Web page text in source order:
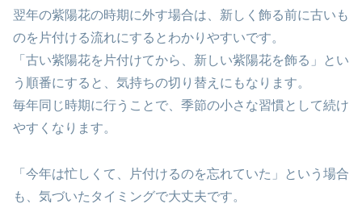
翌年の紫陽花の時期に外す場合は、新しく飾る前に古いも
のを片付ける流れにするとわかりやすいです。
「古い紫陽花を片付けてから、新しい紫陽花を飾る」とい
う順番にすると、気持ちの切り替えにもなります。
毎年同じ時期に行うことで、季節の小さな習慣として続け
やすくなります。
「今年は忙しくて、片付けるのを忘れていた」という場合
も、気づいたタイミングで大丈夫です。